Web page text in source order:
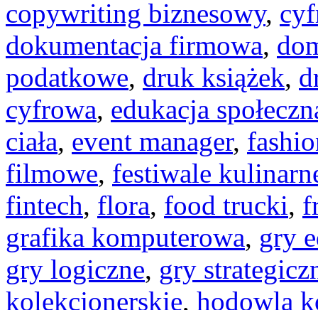
copywriting biznesowy,
dokumentacja firmowa,
podatkowe, druk książek,
cyfrowa, edukacja
ciała, event manager,
filmowe, festiwale
fintech, flora, food trucki,
grafika komputerowa, gry
gry logiczne, gry
kolekcjonerskie, hodowla